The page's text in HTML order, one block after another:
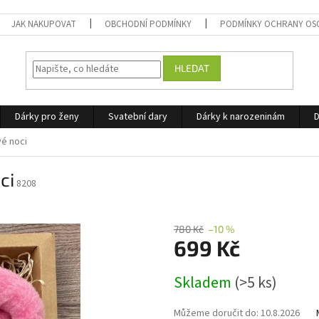
JAK NAKUPOVAT OBCHODNÍ PODMÍNKY PODMÍNKY OCHRANY
HLEDAT
Dárky pro ženy Svatební dary Dárky k narozeninám
noci
8208
780 Kč –10 %
699 Kč
cena:
Skladem (>5 ks)
Můžeme doručit do: 10.8.2026